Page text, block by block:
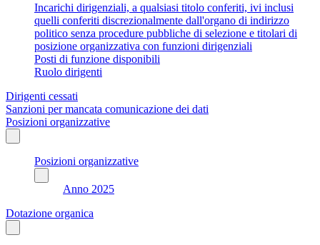
Incarichi dirigenziali, a qualsiasi titolo conferiti, ivi inclusi
quelli conferiti discrezionalmente dall'organo di indirizzo
politico senza procedure pubbliche di selezione e titolari di
posizione organizzativa con funzioni dirigenziali
Posti di funzione disponibili
Ruolo dirigenti
Dirigenti cessati
Sanzioni per mancata comunicazione dei dati
Posizioni organizzative
Posizioni organizzative
Anno 2025
Dotazione organica